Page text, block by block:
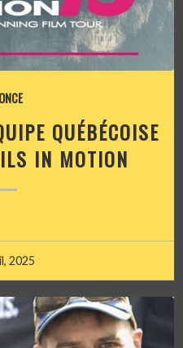
QUÉBÉCOISE
IN MOTION
2025